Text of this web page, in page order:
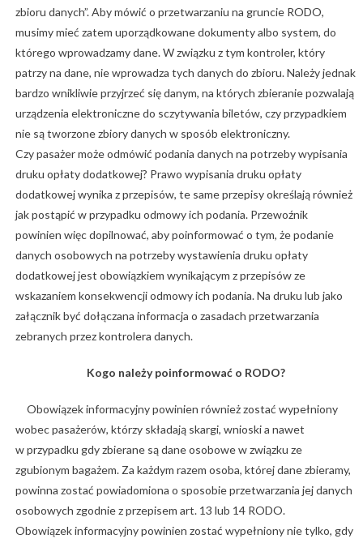
zbioru danych”. Aby mówić o przetwarzaniu na gruncie RODO,
musimy mieć zatem uporządkowane dokumenty albo system, do
którego wprowadzamy dane. W związku z tym kontroler, który
patrzy na dane, nie wprowadza tych danych do zbioru. Należy jednak
bardzo wnikliwie przyjrzeć się danym, na których zbieranie pozwalają
urządzenia elektroniczne do sczytywania biletów, czy przypadkiem
nie są tworzone zbiory danych w sposób elektroniczny.
Czy pasażer może odmówić podania danych na potrzeby wypisania
druku opłaty dodatkowej? Prawo wypisania druku opłaty
dodatkowej wynika z przepisów, te same przepisy określają również
jak postąpić w przypadku odmowy ich podania. Przewoźnik
powinien więc dopilnować, aby poinformować o tym, że podanie
danych osobowych na potrzeby wystawienia druku opłaty
dodatkowej jest obowiązkiem wynikającym z przepisów ze
wskazaniem konsekwencji odmowy ich podania. Na druku lub jako
załącznik być dołączana informacja o zasadach przetwarzania
zebranych przez kontrolera danych.
Kogo należy poinformować o RODO?
Obowiązek informacyjny powinien również zostać wypełniony
wobec pasażerów, którzy składają skargi, wnioski a nawet
w przypadku gdy zbierane są dane osobowe w związku ze
zgubionym bagażem. Za każdym razem osoba, której dane zbieramy,
powinna zostać powiadomiona o sposobie przetwarzania jej danych
osobowych zgodnie z przepisem art. 13 lub 14 RODO.
Obowiązek informacyjny powinien zostać wypełniony nie tylko, gdy